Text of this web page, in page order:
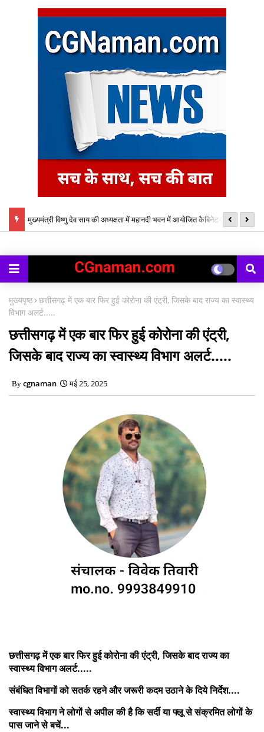
मुख्यमंत्री विष्णु देव साय की अध्यक्षता में महानदी भवन में आयोजित कैबिनेट की बैठक में
मुख्यपृष्ठ छत्तीसगढ़ में एक बार फिर हुई कोरोना की एंट्री, जिसके बाद राज्य का स्वास्थ्य
विभाग अलर्ट.....
छत्तीसगढ़ में एक बार फिर हुई कोरोना की एंट्री,
जिसके बाद राज्य का स्वास्थ्य विभाग अलर्ट.....
cgnaman मई 25, 2025
छत्तीसगढ़ में एक बार फिर हुई कोरोना की एंट्री, जिसके बाद राज्य का
स्वास्थ्य विभाग अलर्ट.....
संबंधित विभागों को सतर्क रहने और जरूरी कदम उठाने के दिये निर्देश....
स्वास्थ्य विभाग ने लोगों से अपील की है कि सर्दी या फ्लू से संक्रमित लोगों के
पास जाने से बचें...